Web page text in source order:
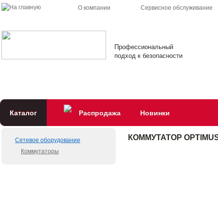
О компании Сервисное обслуживание
Профессиональный
подход к безопасности
Каталог Распродажа Новинки
Сетевое оборудование
Коммутаторы
КОММУТАТОР